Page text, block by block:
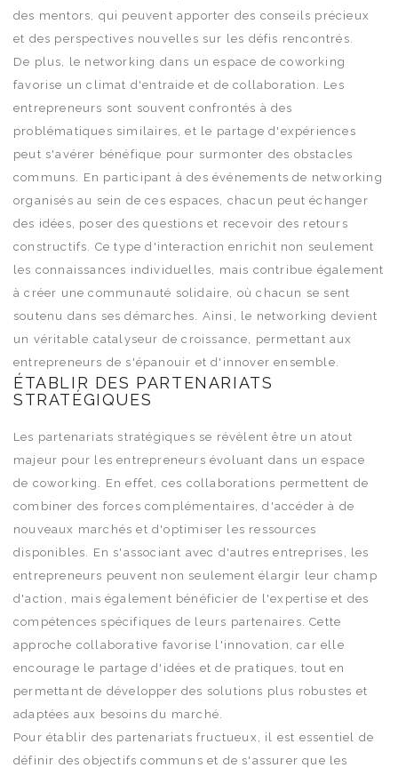
des mentors, qui peuvent apporter des conseils précieux
et des perspectives nouvelles sur les défis rencontrés.
De plus, le networking dans un espace de coworking
favorise un climat d'entraide et de collaboration. Les
entrepreneurs sont souvent confrontés à des
problématiques similaires, et le partage d'expériences
peut s'avérer bénéfique pour surmonter des obstacles
communs. En participant à des événements de networking
organisés au sein de ces espaces, chacun peut échanger
des idées, poser des questions et recevoir des retours
constructifs. Ce type d'interaction enrichit non seulement
les connaissances individuelles, mais contribue également
à créer une communauté solidaire, où chacun se sent
soutenu dans ses démarches. Ainsi, le networking devient
un véritable catalyseur de croissance, permettant aux
entrepreneurs de s'épanouir et d'innover ensemble.
ÉTABLIR DES PARTENARIATS
STRATÉGIQUES
Les partenariats stratégiques se révèlent être un atout
majeur pour les entrepreneurs évoluant dans un espace
de coworking. En effet, ces collaborations permettent de
combiner des forces complémentaires, d'accéder à de
nouveaux marchés et d'optimiser les ressources
disponibles. En s'associant avec d'autres entreprises, les
entrepreneurs peuvent non seulement élargir leur champ
d'action, mais également bénéficier de l'expertise et des
compétences spécifiques de leurs partenaires. Cette
approche collaborative favorise l'innovation, car elle
encourage le partage d'idées et de pratiques, tout en
permettant de développer des solutions plus robustes et
adaptées aux besoins du marché.
Pour établir des partenariats fructueux, il est essentiel de
définir des objectifs communs et de s'assurer que les